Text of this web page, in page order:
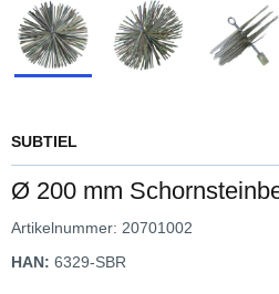
SUBTIEL
Ø 200 mm
Artikelnummer: 20701002
HAN: 6329-SBR